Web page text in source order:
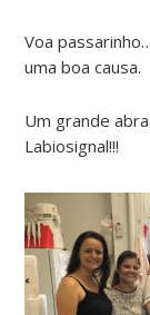
Voa
uma boa causa.
Um grande
Labiosignal!!!